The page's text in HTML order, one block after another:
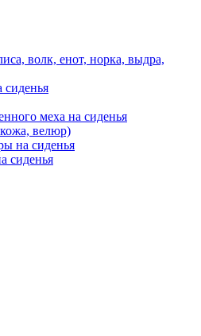
волк, енот, норка, выдра,
сиденья
меха на сиденья
велюр)
на сиденья
сиденья